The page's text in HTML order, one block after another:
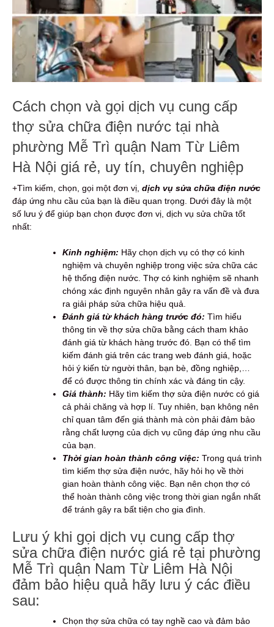
Cách chọn và gọi dịch vụ cung cấp
thợ sửa chữa điện nước tại nhà
phường Mễ Trì quận Nam Từ Liêm
Hà Nội giá rẻ, uy tín, chuyên nghiệp
+Tìm kiếm, chọn, gọi một đơn vị, dịch vụ sửa chữa điện nước
đáp ứng nhu cầu của bạn là điều quan trọng. Dưới đây là một
số lưu ý để giúp bạn chọn được đơn vị, dịch vụ sửa chữa tốt
nhất:
Kinh nghiệm: Hãy chọn dịch vụ có thợ có kinh
nghiệm và chuyên nghiệp trong việc sửa chữa các
hệ thống điện nước. Thợ có kinh nghiệm sẽ nhanh
chóng xác định nguyên nhân gây ra vấn đề và đưa
ra giải pháp sửa chữa hiệu quả.
Đánh giá từ khách hàng trước đó: Tìm hiểu
thông tin về thợ sửa chữa bằng cách tham khảo
đánh giá từ khách hàng trước đó. Bạn có thể tìm
kiếm đánh giá trên các trang web đánh giá, hoặc
hỏi ý kiến từ người thân, bạn bè, đồng nghiệp,…
để có được thông tin chính xác và đáng tin cậy.
Giá thành: Hãy tìm kiếm thợ sửa điện nước có giá
cả phải chăng và hợp lí. Tuy nhiên, bạn không nên
chỉ quan tâm đến giá thành mà còn phải đảm bảo
rằng chất lượng của dịch vụ cũng đáp ứng nhu cầu
của bạn.
Thời gian hoàn thành công việc: Trong quá trình
tìm kiếm thợ sửa điện nước, hãy hỏi họ về thời
gian hoàn thành công việc. Bạn nên chọn thợ có
thể hoàn thành công việc trong thời gian ngắn nhất
để tránh gây ra bất tiện cho gia đình.
Lưu ý khi gọi dịch vụ cung cấp thợ
sửa chữa điện nước giá rẻ tại phường
Mễ Trì quận Nam Từ Liêm Hà Nội
đảm bảo hiệu quả hãy lưu ý các điều
sau:
Chọn thợ sửa chữa có tay nghề cao và đảm bảo